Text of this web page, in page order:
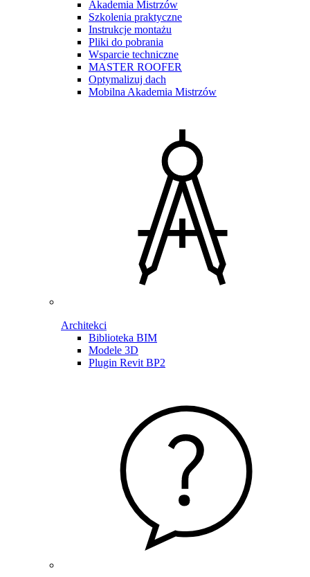
Akademia Mistrzów
Szkolenia praktyczne
Instrukcje montażu
Pliki do pobrania
Wsparcie techniczne
MASTER ROOFER
Optymalizuj dach
Mobilna Akademia Mistrzów
Architekci
Biblioteka BIM
Modele 3D
Plugin Revit BP2